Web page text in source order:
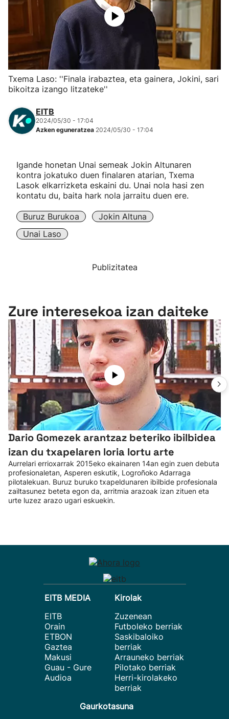
Herri-kirolak
Eskubaloia
Kirolak 360
Mendi-lasterketak
"Helmuga"
Txema Laso: ''Finala irabaztea, eta gainera, Jokini, sari
bikoitza izango litzateke''
EITB
2024/05/30 - 17:04
Azken eguneratzea 2024/05/30 - 17:04
Igande honetan Unai semeak Jokin Altunaren
kontra jokatuko duen finalaren atarian, Txema
Lasok elkarrizketa eskaini du. Unai nola hasi zen
kontatu du, baita hark nola jarraitu duen ere.
Buruz Burukoa
Jokin Altuna
Unai Laso
Publizitatea
Zure interesekoa izan daiteke
Dario Gomezek arantzaz beteriko ibilbidea
izan du txapelaren loria lortu arte
Aurrelari errioxarrak 2015eko ekainaren 14an egin zuen debuta
profesionaletan, Asperen eskutik, Logroñoko Adarraga
pilotalekuan. Buruz buruko txapeldunaren ibilbide profesionala
zailtasunez beteta egon da, arritmia arazoak izan zituen eta
urte luzez arazo ugari eskuekin.
EITB MEDIA
EITB
Orain
ETBON
Gaztea
Makusi
Guau - Gure
Audioa
Kirolak
Zuzenean
Futboleko berriak
Saskibaloiko
berriak
Arrauneko berriak
Pilotako berriak
Herri-kirolakeko
berriak
Gaurkotasuna